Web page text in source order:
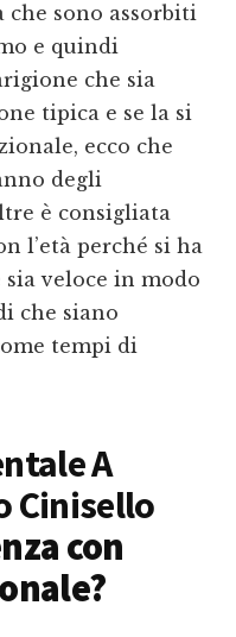
sono assorbiti
e quindi
che sia
tipica e se la si
ecco che
degli
è consigliata
l’età perché si ha
veloce in modo
che siano
tempi di
A
Cinisello
con